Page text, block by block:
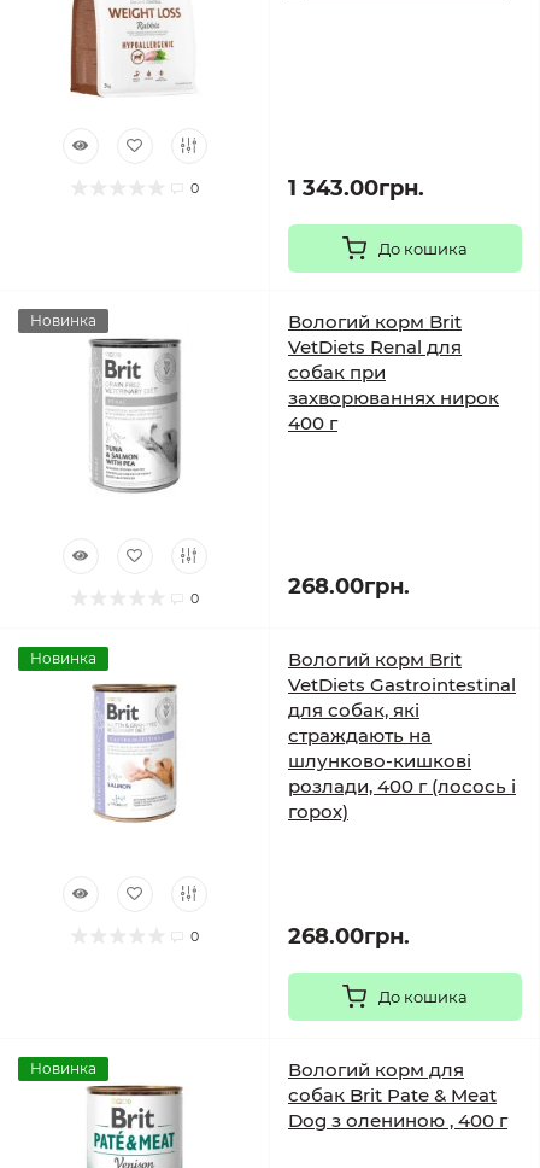
0 1 343.00грн.
До кошика
Новинка
0
Вологий корм Brit
VetDiets Renal для
собак при
захворюваннях нирок
400 г
268.00грн.
Новинка
0
Вологий корм Brit
VetDiets Gastrointestinal
для собак, які
страждають на
шлунково-кишкові
розлади, 400 г (лосось і
горох)
268.00грн.
До кошика
Новинка
Вологий корм для
собак Brit Pate & Meat
Dog з олениною , 400 г